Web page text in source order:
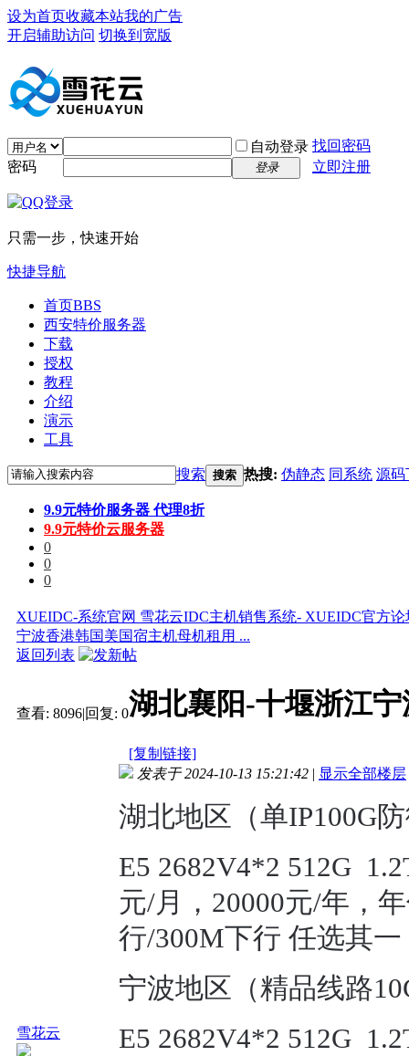
设为首页收藏本站我的广告
开启辅助访问 切换到宽版
自动登录 找回密码
密码
登录 立即注册
只需一步，快速开始
快捷导航
首页BBS
西安特价服务器
下载
授权
教程
介绍
演示
工具
搜索 搜索 热搜: 伪静态 同系统 源码
9.9元特价服务器 代理8折
9.9元特价云服务器
0
0
0
XUEIDC-系统官网 雪花云IDC主机销售系统- XUEIDC官方
宁波香港韩国美国宿主机母机租用 ...
返回列表
查看: 8096|回复: 0湖北襄阳-十堰浙江
[复制链接]
雪花云
发表于 2024-10-13 15:21:42 | 显示全部楼层
湖北地区（单IP100G
E5 2682V4*2 512G
元/月，20000元/年，
行/300M下行 任选其一
宁波地区（精品线路
E5 2682V4*2 512G